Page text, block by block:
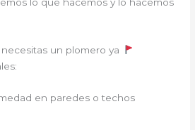
un plomero ya
en paredes o techos